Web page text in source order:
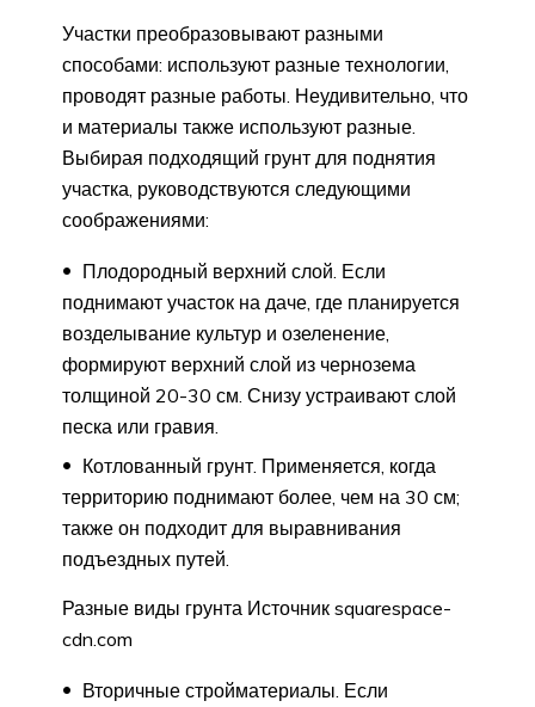
Участки преобразовывают разными
способами: используют разные технологии,
проводят разные работы. Неудивительно, что
и материалы также используют разные.
Выбирая подходящий грунт для поднятия
участка, руководствуются следующими
соображениями:
Плодородный верхний слой. Если
поднимают участок на даче, где планируется
возделывание культур и озеленение,
формируют верхний слой из чернозема
толщиной 20-30 см. Снизу устраивают слой
песка или гравия.
Котлованный грунт. Применяется, когда
территорию поднимают более, чем на 30 см;
также он подходит для выравнивания
подъездных путей.
Разные виды грунта Источник squarespace-
cdn.com
Вторичные стройматериалы. Если